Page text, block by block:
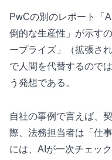
PwCの別のレポート「
倒的な生産性」が示す
ープライズ」（拡張さ
で人間を代替するので
う発想である。
自社の事例で言えば、
際、法務担当者は「仕
には、AIが一次チェッ